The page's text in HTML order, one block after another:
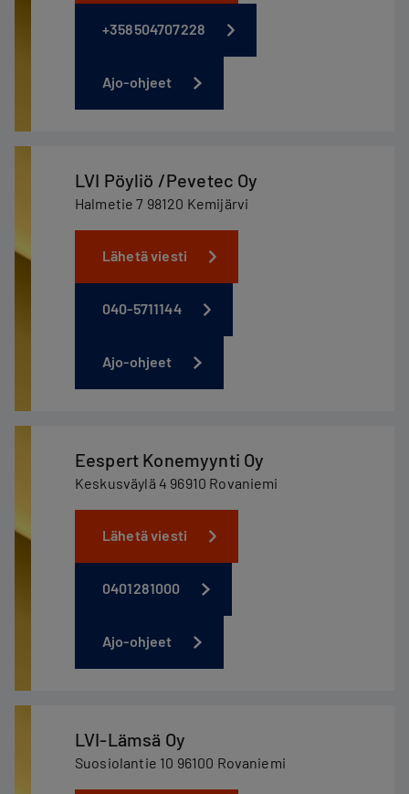
+358504707228
Ajo-ohjeet
LVI Pöyliö /Pevetec Oy
Halmetie 7 98120 Kemijärvi
Lähetä viesti
040-5711144
Ajo-ohjeet
Eespert Konemyynti Oy
Keskusväylä 4 96910 Rovaniemi
Lähetä viesti
0401281000
Ajo-ohjeet
LVI-Lämsä Oy
Suosiolantie 10 96100 Rovaniemi